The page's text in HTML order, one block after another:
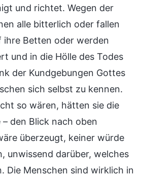
und richtet. Wegen der
alle bitterlich oder fallen
ihre Betten oder werden
und in die Hölle des Todes
der Kundgebungen Gottes
sich selbst zu kennen.
so wären, hätten sie die
den Blick nach oben
überzeugt, keiner würde
unwissend darüber, welches
Die Menschen sind wirklich in